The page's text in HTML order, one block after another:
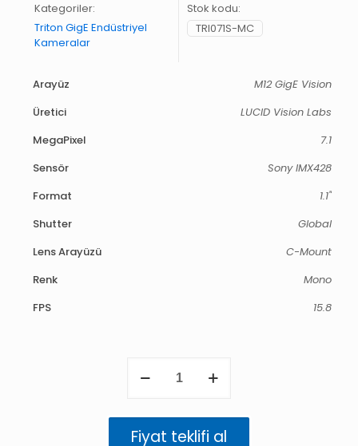
Kategoriler:
Triton GigE Endüstriyel
Kameralar
Stok kodu:
TRI071S-MC
Arayüz
M12 GigE Vision
Üretici
LUCID Vision Labs
MegaPixel
7.1
Sensör
Sony IMX428
Format
1.1"
Shutter
Global
Lens Arayüzü
C-Mount
Renk
Mono
FPS
15.8
adet
Fiyat teklifi al